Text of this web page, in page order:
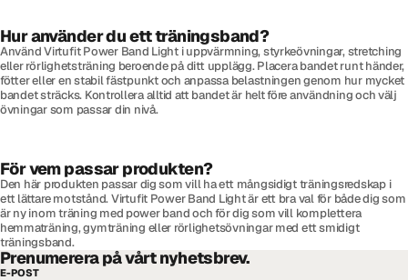
Hur använder du ett träningsband?
Använd Virtufit Power Band Light i uppvärmning, styrkeövningar, stretching
eller rörlighetsträning beroende på ditt upplägg. Placera bandet runt händer,
fötter eller en stabil fästpunkt och anpassa belastningen genom hur mycket
bandet sträcks. Kontrollera alltid att bandet är helt före användning och välj
övningar som passar din nivå.
För vem passar produkten?
Den här produkten passar dig som vill ha ett mångsidigt träningsredskap i
ett lättare motstånd. Virtufit Power Band Light är ett bra val för både dig som
är ny inom träning med power band och för dig som vill komplettera
hemmaträning, gymträning eller rörlighetsövningar med ett smidigt
träningsband.
Prenumerera på vårt nyhetsbrev.
E-POST